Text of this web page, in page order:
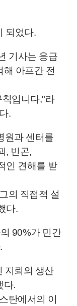
되었다.
기사는 응급
해 아프간 전
입니다,"라
.
원과 센터를
, 빈곤,
인 견해를 받
의 직접적 설
다.
90%가 민간
지뢰의 생산
다.
탄에서의 이